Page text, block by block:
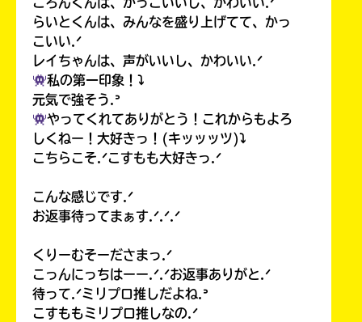
ころんくんは、かっこいいし、かわいい.ᐟ
らいとくんは、みんなを盛り上げてて、かっ
こいい.ᐟ
レイちゃんは、声がいいし、かわいい.ᐟ
私の第一印象！⤵︎
元気で強そう.ᐣ
やってくれてありがとう！これからもよろ
しくねー！大好きっ！(キッッッツ)⤵︎
こちらこそ.ᐟこすもも大好きっ.ᐟ
こんな感じです.ᐟ
お返事待ってまぁす.ᐟ.ᐟ.ᐟ
くりーむそーださまっ.ᐟ
こっんにっちはーー.ᐟ.ᐟお返事ありがと.ᐟ
待って.ᐟミリプロ推しだよね.ᐣ
こすももミリプロ推しなの.ᐟ